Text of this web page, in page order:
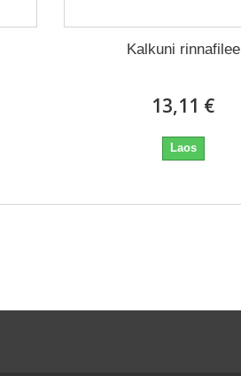
Kalkuni rinnafilee
13,11 €
Laos